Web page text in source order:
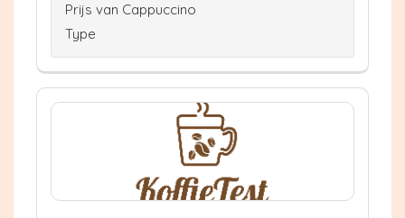
Prijs van Cappuccino
Type